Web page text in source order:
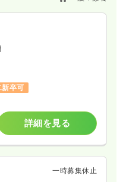
一時募集休止
新卒可
詳細を見る
一時募集休止